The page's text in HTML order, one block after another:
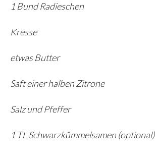
1 Bund Radieschen
Kresse
etwas Butter
Saft einer halben Zitrone
Salz und Pfeffer
1 TL Schwarzkümmelsamen (optional)